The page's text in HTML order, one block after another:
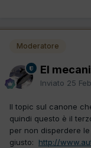
Moderatore
El
Inviato 25
Il topic sul canone
quindi questo è il
per non disperdere
giusto: http://